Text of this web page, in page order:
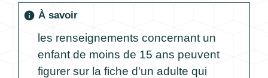
info À savoir
les renseignements concernant un
enfant de moins de 15 ans peuvent
figurer sur la fiche d'un adulte qui